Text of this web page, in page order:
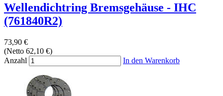
Wellendichtring Bremsgehäuse - IHC
(761840R2)
73,90 €
(Netto 62,10 €)
Anzahl
In den Warenkorb